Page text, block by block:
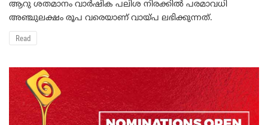
ആറു ശതമാനം വാർഷിക പലിശ നിരക്കിൽ പരമാവധി
അഞ്ചുലക്ഷം രൂപ വരെയാണ് വായ്പ ലഭിക്കുന്നത്.
Read